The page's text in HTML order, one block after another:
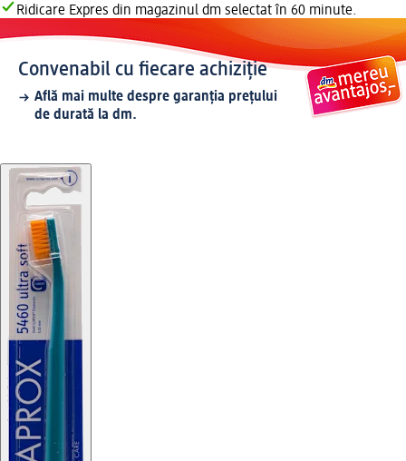
Ridicare Expres din magazinul dm selectat în 60 minute.
Convenabil cu fiecare achiziție
Află mai multe despre garanția prețului
de durată la dm.